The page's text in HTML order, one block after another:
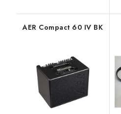
AER Compact 60 IV BK